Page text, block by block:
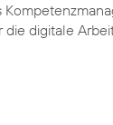
digitale